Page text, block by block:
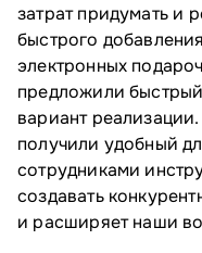
затрат придумать и
быстрого
электронных
предложили
вариант
получили удобный
сотрудниками
создавать
и расширяет наши